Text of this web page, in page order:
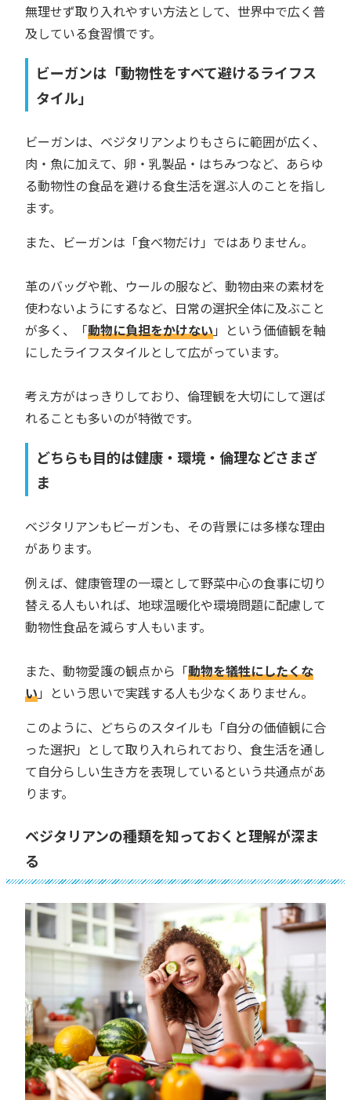
無理せず取り入れやすい方法として、世界中で広く普
及している食習慣です。
ビーガンは「動物性をすべて避けるライフス
タイル」
ビーガンは、ベジタリアンよりもさらに範囲が広く、
肉・魚に加えて、卵・乳製品・はちみつなど、あらゆ
る動物性の食品を避ける食生活を選ぶ人のことを指し
ます。
また、ビーガンは「食べ物だけ」ではありません。
革のバッグや靴、ウールの服など、動物由来の素材を
使わないようにするなど、日常の選択全体に及ぶこと
が多く、「動物に負担をかけない」という価値観を軸
にしたライフスタイルとして広がっています。
考え方がはっきりしており、倫理観を大切にして選ば
れることも多いのが特徴です。
どちらも目的は健康・環境・倫理などさまざ
ま
ベジタリアンもビーガンも、その背景には多様な理由
があります。
例えば、健康管理の一環として野菜中心の食事に切り
替える人もいれば、地球温暖化や環境問題に配慮して
動物性食品を減らす人もいます。
また、動物愛護の観点から「動物を犠牲にしたくな
い」という思いで実践する人も少なくありません。
このように、どちらのスタイルも「自分の価値観に合
った選択」として取り入れられており、食生活を通し
て自分らしい生き方を表現しているという共通点があ
ります。
ベジタリアンの種類を知っておくと理解が深ま
る